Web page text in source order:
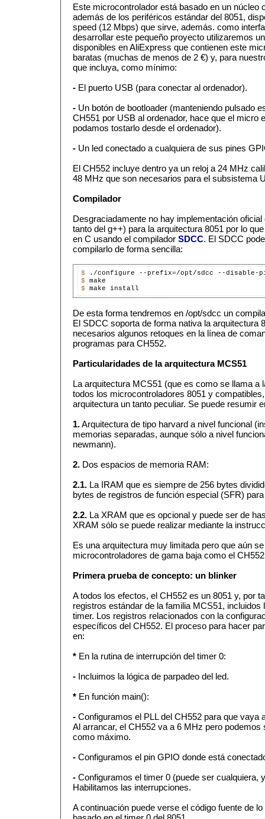
Este microcontrolador está basado en un núcleo
además de los periféricos estándar del 8051,
speed (12 Mbps) que sirve, además. como
desarrollar este pequeño proyecto utilizaremos
disponibles en AliExpress que contienen este
baratas (muchas de menos de 2 €) y, para
que incluya, como mínimo:
- El puerto USB (para conectar al ordenador).
- Un botón de bootloader (manteniendo pulsado
CH551 por USB al ordenador, hace que el micro
podamos tostarlo desde el ordenador).
- Un led conectado a cualquiera de sus pines
El CH552 incluye dentro ya un reloj a 24 MHz
48 MHz que son necesarios para el subsistema
Compilador
Desgraciadamente no hay implementación
tanto del g++) para la arquitectura 8051 por lo
en C usando el compilador SDCC. El SDCC
compilarlo de forma sencilla:
$ ./configure --prefix=
$
$
De esta forma tendremos en /opt/sdcc un
El SDCC soporta de forma nativa la arquitectura
necesarios algunos retoques en la línea de
programas para CH552.
Particularidades de la arquitectura MCS51
La arquitectura MCS51 (que es como se llama a
todos los microcontroladores 8051 y
arquitectura un tanto peculiar. Se puede resumir
1.Arquitectura de tipo harvard a nivel funcional
memorias separadas, aunque sólo a nivel
newmann).
2. Dos espacios de memoria RAM:
2.1. La IRAM que es siempre de 256 bytes
bytes de registros de función especial (SFR)
2.2. La XRAM que es opcional y puede ser de
XRAM sólo se puede realizar mediante la
Es una arquitectura muy limitada pero que aún
microcontroladores de gama baja como el
Primera prueba de concepto: un blinker
A todos los efectos, el CH552 es un 8051 y, por
registros estándar de la familia MCS51,
timer. Los registros relacionados con la
específicos del CH552. El proceso para hacer
en:
* En la rutina de interrupción del timer 0:
- Incluimos la lógica de parpadeo del led.
* En función main():
- Configuramos el PLL del CH552 para que vaya
Al arrancar, el CH552 va a 6 MHz pero
como máximo.
- Configuramos el pin GPIO donde está
- Configuramos el timer 0 (puede ser cualquiera,
Habilitamos las interrupciones.
A continuación puede verse el código fuente de